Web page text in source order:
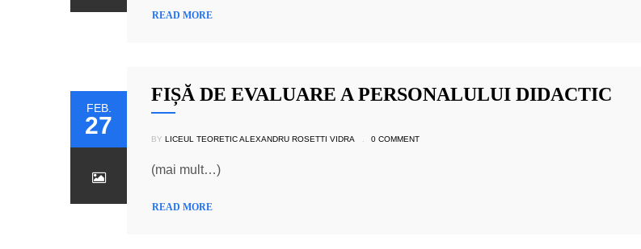
READ MORE
FEB.
27
FIȘĂ DE EVALUARE A PERSONALULUI DIDACTIC
BY LICEUL TEORETIC ALEXANDRU ROSETTI VIDRA 0 COMMENT
(mai mult…)
READ MORE